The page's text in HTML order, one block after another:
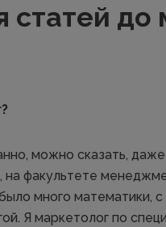
статей до
можно сказать,
факультете
много математики,
Я маркетолог по